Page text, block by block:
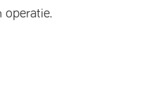
operatie.